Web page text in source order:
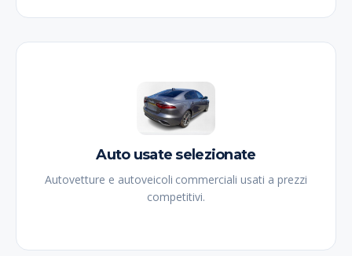
Auto usate selezionate
Autovetture e autoveicoli commerciali usati a prezzi
competitivi.